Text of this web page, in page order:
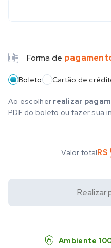
Forma de
Método de pagamento
Boleto Cartão de
Ao escolher realizar
PDF do boleto ou fazer sua
Valor totalR$
Realizar
Ambiente